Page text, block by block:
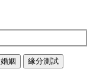
姻 緣分測試